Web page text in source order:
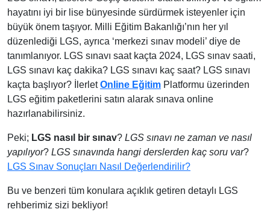
hayatını iyi bir lise bünyesinde sürdürmek isteyenler için
büyük önem taşıyor. Milli Eğitim Bakanlığı’nın her yıl
düzenlediği LGS, ayrıca ‘merkezi sınav modeli’ diye de
tanımlanıyor. LGS sınavı saat kaçta 2024, LGS sınav saati,
LGS sınavı kaç dakika? LGS sınavı kaç saat? LGS sınavı
kaçta başlıyor? İlerletOnline Eğitim Platformu üzerinden
LGS eğitim paketlerini satın alarak sınava online
hazırlanabilirsiniz.
Peki; LGS nasıl bir sınav? LGS sınavı ne zaman ve nasıl
yapılıyor? LGS sınavında hangi derslerden kaç soru var?
LGS Sınav Sonuçları Nasıl Değerlendirilir?
Bu ve benzeri tüm konulara açıklık getiren detaylı LGS
rehberimiz sizi bekliyor!